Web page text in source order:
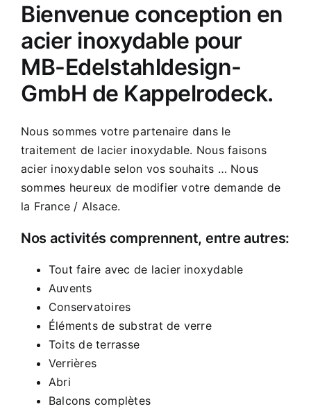
Bienvenue conception en
acier inoxydable pour
MB-Edelstahldesign-
GmbH de Kappelrodeck.
Nous sommes votre partenaire dans le
traitement de lacier inoxydable. Nous faisons
acier inoxydable selon vos souhaits … Nous
sommes heureux de modifier votre demande de
la France / Alsace.
Nos activités comprennent, entre autres:
Tout faire avec de lacier inoxydable
Auvents
Conservatoires
Éléments de substrat de verre
Toits de terrasse
Verrières
Abri
Balcons complètes